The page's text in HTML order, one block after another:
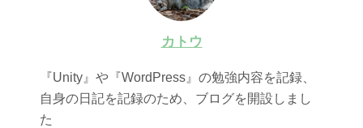
カトウ
『Unity』や『WordPress』の勉強内容を記録、
自身の日記を記録のため、ブログを開設しまし
た